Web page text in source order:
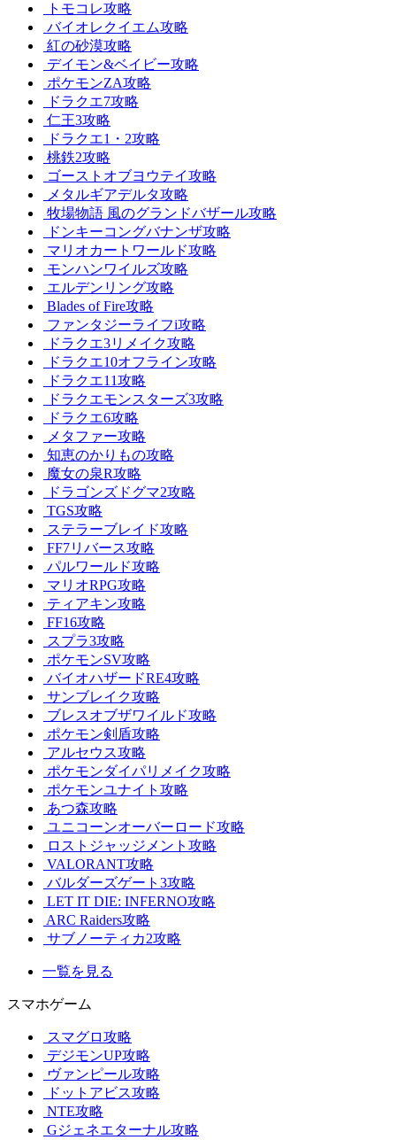
トモコレ攻略
バイオレクイエム攻略
紅の砂漠攻略
デイモン&ベイビー攻略
ポケモンZA攻略
ドラクエ7攻略
仁王3攻略
ドラクエ1・2攻略
桃鉄2攻略
ゴーストオブヨウテイ攻略
メタルギアデルタ攻略
牧場物語 風のグランドバザール攻略
ドンキーコングバナンザ攻略
マリオカートワールド攻略
モンハンワイルズ攻略
エルデンリング攻略
Blades of Fire攻略
ファンタジーライフi攻略
ドラクエ3リメイク攻略
ドラクエ10オフライン攻略
ドラクエ11攻略
ドラクエモンスターズ3攻略
ドラクエ6攻略
メタファー攻略
知恵のかりもの攻略
魔女の泉R攻略
ドラゴンズドグマ2攻略
TGS攻略
ステラーブレイド攻略
FF7リバース攻略
パルワールド攻略
マリオRPG攻略
ティアキン攻略
FF16攻略
スプラ3攻略
ポケモンSV攻略
バイオハザードRE4攻略
サンブレイク攻略
ブレスオブザワイルド攻略
ポケモン剣盾攻略
アルセウス攻略
ポケモンダイパリメイク攻略
ポケモンユナイト攻略
あつ森攻略
ユニコーンオーバーロード攻略
ロストジャッジメント攻略
VALORANT攻略
バルダーズゲート3攻略
LET IT DIE: INFERNO攻略
ARC Raiders攻略
サブノーティカ2攻略
一覧を見る
スマホゲーム
スマグロ攻略
デジモンUP攻略
ヴァンピール攻略
ドットアビス攻略
NTE攻略
Gジェネエターナル攻略